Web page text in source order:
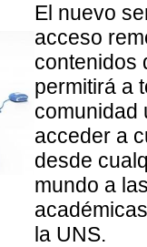
El nuevo
acceso
contenidos
permitirá a
comunidad
acceder a
desde
mundo a
la UNS.